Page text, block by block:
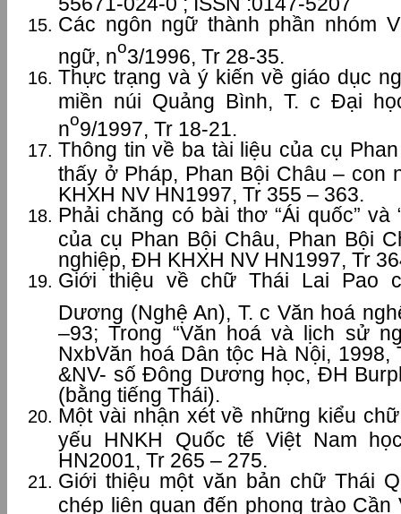
Các ngôn ngữ thành phần nhóm
ngữ, no3/1996, Tr 28-35.
Thực trạng và ý kiến về giáo dục
miền núi Quảng Bình, T. c Đại
no9/1997, Tr 18-21.
Thông tin về ba tài liệu của cụ
thấy ở Pháp, Phan Bội Châu – con
KHXH NV HN1997, Tr 355 – 363.
Phải chăng có bài thơ “Ái quốc” và
của cụ Phan Bội Châu, Phan Bội
nghiệp, ĐH KHXH NV HN1997, Tr
Giới thiệu về chữ Thái Lai Pao
Dương (Nghệ An), T. c Văn hoá
–93; Trong “Văn hoá và lịch sử
NxbVăn hoá Dân tộc Hà Nội, 1998,
&NV- số Đông Dương học, ĐH
(bằng tiếng Thái).
Một vài nhận xét về những kiểu
yếu HNKH Quốc tế Việt Nam
HN2001, Tr 265 – 275.
Giới thiệu một văn bản chữ Thái
chép liên quan đến phong trào